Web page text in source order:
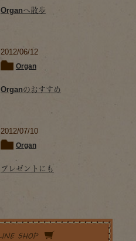
Organへ散歩
2012/06/12
Organ
Organのおすすめ
2012/07/10
Organ
プレゼントにも